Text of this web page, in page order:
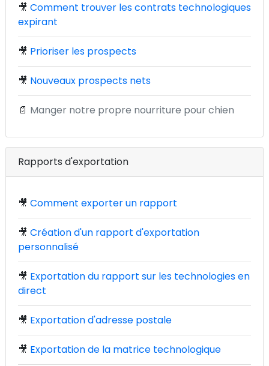
🎥 Comment trouver les contrats technologiques
expirant
🎥 Prioriser les prospects
🎥 Nouveaux prospects nets
📄 Manger notre propre nourriture pour chien
Rapports d'exportation
🎥 Comment exporter un rapport
🎥 Création d'un rapport d'exportation
personnalisé
🎥 Exportation du rapport sur les technologies en
direct
🎥 Exportation d'adresse postale
🎥 Exportation de la matrice technologique